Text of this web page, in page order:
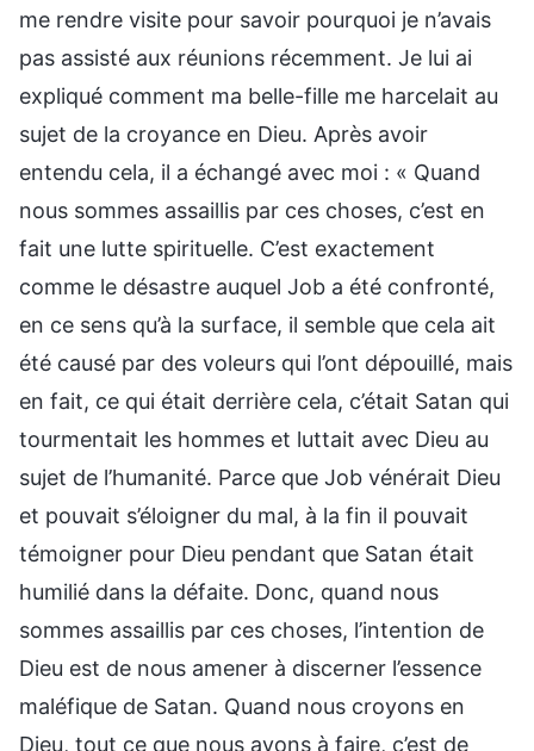
me rendre visite pour savoir pourquoi je n’avais
pas assisté aux réunions récemment. Je lui ai
expliqué comment ma belle-fille me harcelait au
sujet de la croyance en Dieu. Après avoir
entendu cela, il a échangé avec moi : « Quand
nous sommes assaillis par ces choses, c’est en
fait une lutte spirituelle. C’est exactement
comme le désastre auquel Job a été confronté,
en ce sens qu’à la surface, il semble que cela ait
été causé par des voleurs qui l’ont dépouillé, mais
en fait, ce qui était derrière cela, c’était Satan qui
tourmentait les hommes et luttait avec Dieu au
sujet de l’humanité. Parce que Job vénérait Dieu
et pouvait s’éloigner du mal, à la fin il pouvait
témoigner pour Dieu pendant que Satan était
humilié dans la défaite. Donc, quand nous
sommes assaillis par ces choses, l’intention de
Dieu est de nous amener à discerner l’essence
maléfique de Satan. Quand nous croyons en
Dieu, tout ce que nous avons à faire, c’est de